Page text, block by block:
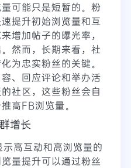
可能只是短暂的。粉
提升初始浏览量和互
增加帖子的曝光率，
然而，长期来看，社
为忠实粉丝的关键。
、回应评论和举办活
社区，这些粉丝会自
高FB浏览量。
增长
高互动和高浏览量的
量提升可以通过粉丝